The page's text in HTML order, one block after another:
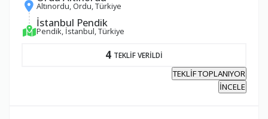
Altınordu, Ordu, Türkiye
İstanbul Pendik
Pendik, İstanbul, Türkiye
4 TEKLİF VERİLDİ
TEKLİF TOPLANIYOR
İNCELE